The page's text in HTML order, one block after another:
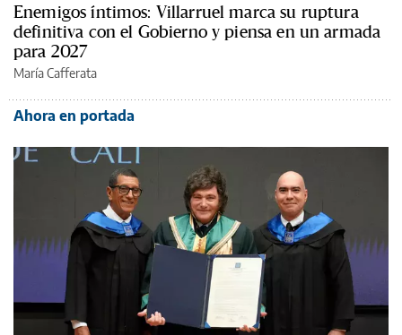
Enemigos íntimos: Villarruel marca su ruptura
definitiva con el Gobierno y piensa en un armada
para 2027
María Cafferata
Ahora en portada